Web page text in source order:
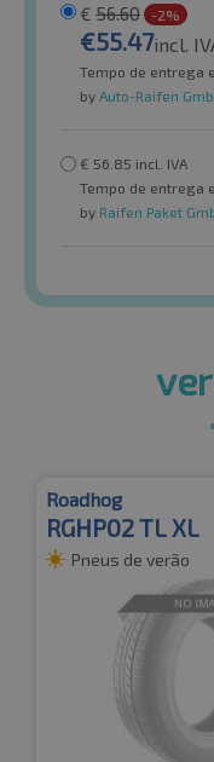
€ 56.60 -2%
€55.47incl.
Tempo de entrega
by Auto-Raifen
€ 56.85 incl. IVA
Tempo de entrega
by Raifen Paket
Roadhog
RGHP02 TL XL
Pneus de verão